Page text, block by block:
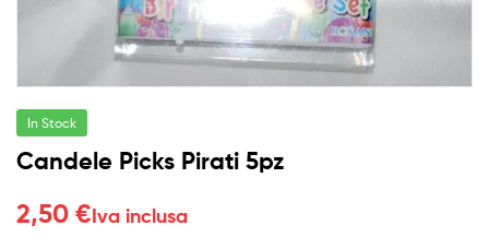
In Stock
Candele Picks Pirati 5pz
2,50 €Iva inclusa